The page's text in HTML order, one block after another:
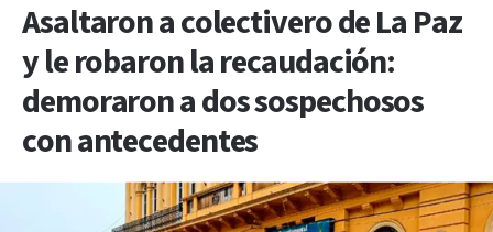
Asaltaron a colectivero de La Paz
y le robaron la recaudación:
demoraron a dos sospechosos
con antecedentes